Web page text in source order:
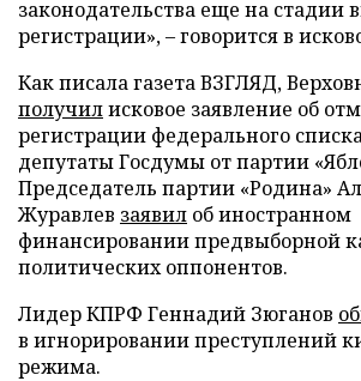
законодательства еще на стадии
регистрации», – говорится в
Как писала газета ВЗГЛЯД,
получилисковое заявление об
регистрации федерального
депутаты Госдумы от партии
Председатель партии «Родина»
Журавлев заявил об иностранном
финансировании предвыборной
политических оппонентов.
Лидер КПРФ Геннадий Зюганов
в игнорировании преступлений
режима.